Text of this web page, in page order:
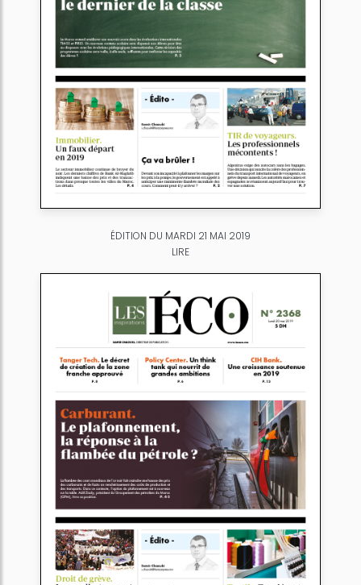
ÉDITION DU MARDI 21 MAI 2019
LIRE